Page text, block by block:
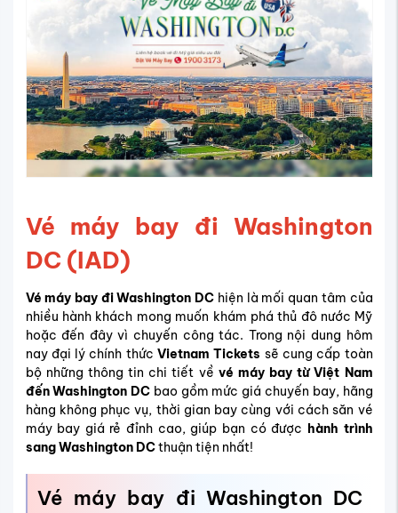
Vé máy bay đi Washington
DC (IAD)
Vé máy bay đi Washington DC hiện là mối quan tâm của
nhiều hành khách mong muốn khám phá thủ đô nước Mỹ
hoặc đến đây vì chuyến công tác. Trong nội dung hôm
nay đại lý chính thức Vietnam Tickets sẽ cung cấp toàn
bộ những thông tin chi tiết về vé máy bay từ Việt Nam
đến Washington DC bao gồm mức giá chuyến bay, hãng
hàng không phục vụ, thời gian bay cùng với cách săn vé
máy bay giá rẻ đỉnh cao, giúp bạn có được hành trình
sang Washington DCthuận tiện nhất!
Vé máy bay đi Washington DC